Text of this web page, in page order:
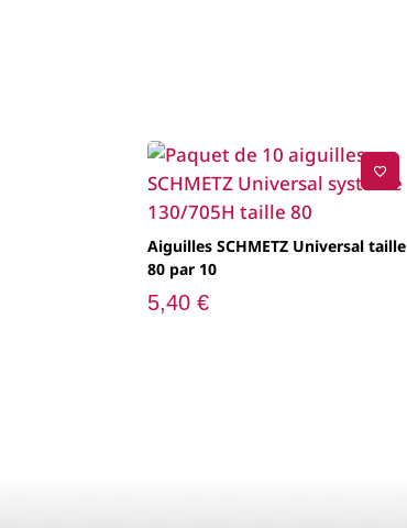
Aiguilles SCHMETZ Universal taille
80 par 10
5,40€